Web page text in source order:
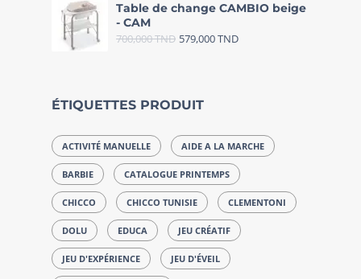
Table de change CAMBIO beige
- CAM
700,000TND 579,000TND
ÉTIQUETTES PRODUIT
ACTIVITÉ MANUELLE AIDE A LA MARCHE
BARBIE CATALOGUE PRINTEMPS
CHICCO CHICCO TUNISIE CLEMENTONI
DOLU EDUCA JEU CRÉATIF
JEU D'EXPÉRIENCE JEU D'ÉVEIL